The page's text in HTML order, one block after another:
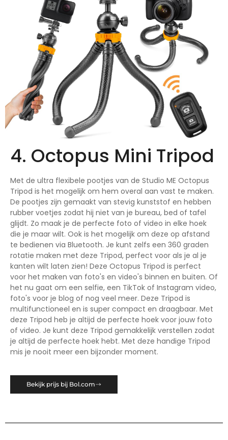
4. Octopus Mini Tripod
Met de ultra flexibele pootjes van de Studio ME Octopus
Tripod is het mogelijk om hem overal aan vast te maken.
De pootjes zijn gemaakt van stevig kunststof en hebben
rubber voetjes zodat hij niet van je bureau, bed of tafel
glijdt. Zo maak je de perfecte foto of video in elke hoek
die je maar wilt. Ook is het mogelijk om deze op afstand
te bedienen via Bluetooth. Je kunt zelfs een 360 graden
rotatie maken met deze Tripod, perfect voor als je al je
kanten wilt laten zien! Deze Octopus Tripod is perfect
voor het maken van foto's en video's binnen en buiten. Of
het nu gaat om een selfie, een TikTok of Instagram video,
foto's voor je blog of nog veel meer. Deze Tripod is
multifunctioneel en is super compact en draagbaar. Met
deze Tripod heb je altijd de perfecte hoek voor jouw foto
of video. Je kunt deze Tripod gemakkelijk verstellen zodat
je altijd de perfecte hoek hebt. Met deze handige Tripod
mis je nooit meer een bijzonder moment.
Bekijk prijs bij Bol.com